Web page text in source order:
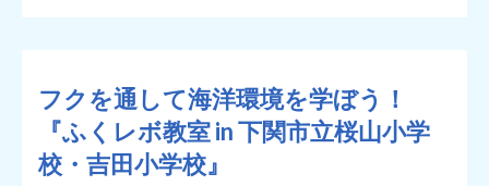
フクを通して海洋環境を学ぼう！
『ふくレボ教室 in 下関市⽴桜⼭小学
校・吉田小学校』